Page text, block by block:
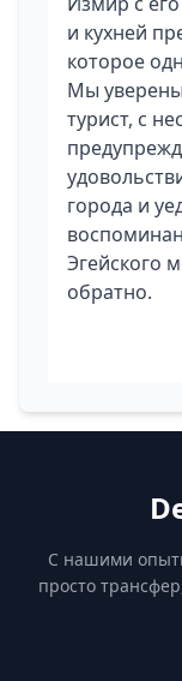
и кухней
которое
Мы
турист, с
города и
Эгейского
обратно.
С нашими
просто